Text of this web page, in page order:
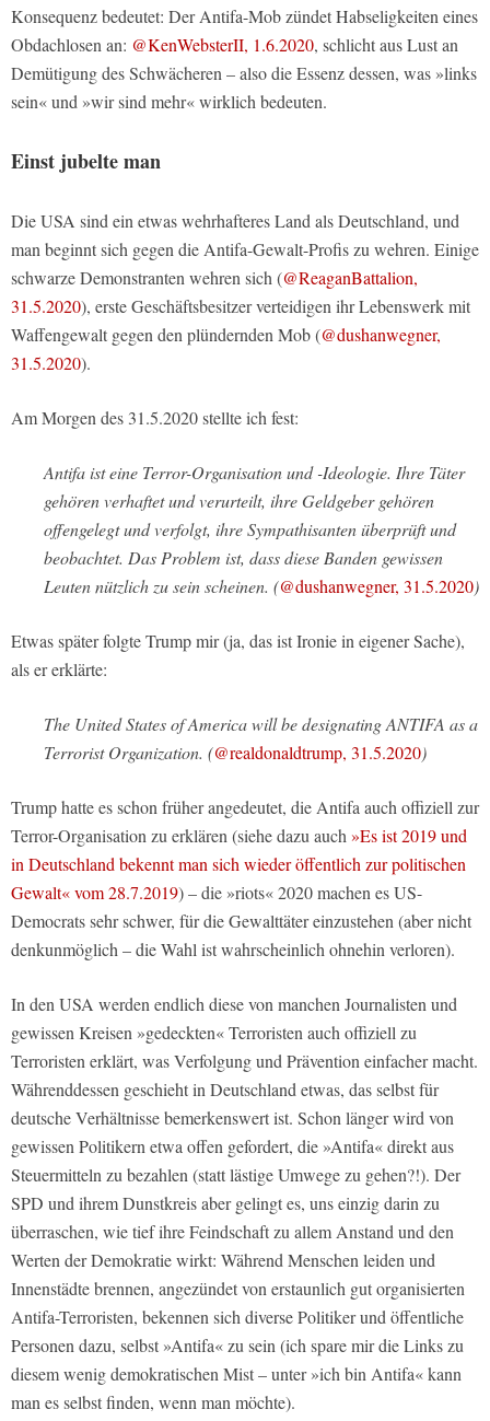
Konsequenz bedeutet: Der Antifa-Mob zündet Habseligkeiten eines
Obdachlosen an: @KenWebsterII, 1.6.2020, schlicht aus Lust an
Demütigung des Schwächeren – also die Essenz dessen, was »links
sein« und »wir sind mehr« wirklich bedeuten.
Einst jubelte man
Die USA sind ein etwas wehrhafteres Land als Deutschland, und
man beginnt sich gegen die Antifa-Gewalt-Profis zu wehren. Einige
schwarze Demonstranten wehren sich (@ReaganBattalion,
31.5.2020), erste Geschäftsbesitzer verteidigen ihr Lebenswerk mit
Waffengewalt gegen den plündernden Mob (@dushanwegner,
31.5.2020).
Am Morgen des 31.5.2020 stellte ich fest:
Antifa ist eine Terror-Organisation und -Ideologie. Ihre Täter
gehören verhaftet und verurteilt, ihre Geldgeber gehören
offengelegt und verfolgt, ihre Sympathisanten überprüft und
beobachtet. Das Problem ist, dass diese Banden gewissen
Leuten nützlich zu sein scheinen. (@dushanwegner, 31.5.2020)
Etwas später folgte Trump mir (ja, das ist Ironie in eigener Sache),
als er erklärte:
The United States of America will be designating ANTIFA as a
Terrorist Organization. (@realdonaldtrump, 31.5.2020)
Trump hatte es schon früher angedeutet, die Antifa auch offiziell zur
Terror-Organisation zu erklären (siehe dazu auch »Es ist 2019 und
in Deutschland bekennt man sich wieder öffentlich zur politischen
Gewalt« vom 28.7.2019) – die »riots« 2020 machen es US-
Democrats sehr schwer, für die Gewalttäter einzustehen (aber nicht
denkunmöglich – die Wahl ist wahrscheinlich ohnehin verloren).
In den USA werden endlich diese von manchen Journalisten und
gewissen Kreisen »gedeckten« Terroristen auch offiziell zu
Terroristen erklärt, was Verfolgung und Prävention einfacher macht.
Währenddessen geschieht in Deutschland etwas, das selbst für
deutsche Verhältnisse bemerkenswert ist. Schon länger wird von
gewissen Politikern etwa offen gefordert, die »Antifa« direkt aus
Steuermitteln zu bezahlen (statt lästige Umwege zu gehen?!). Der
SPD und ihrem Dunstkreis aber gelingt es, uns einzig darin zu
überraschen, wie tief ihre Feindschaft zu allem Anstand und den
Werten der Demokratie wirkt: Während Menschen leiden und
Innenstädte brennen, angezündet von erstaunlich gut organisierten
Antifa-Terroristen, bekennen sich diverse Politiker und öffentliche
Personen dazu, selbst »Antifa« zu sein (ich spare mir die Links zu
diesem wenig demokratischen Mist – unter »ich bin Antifa« kann
man es selbst finden, wenn man möchte).